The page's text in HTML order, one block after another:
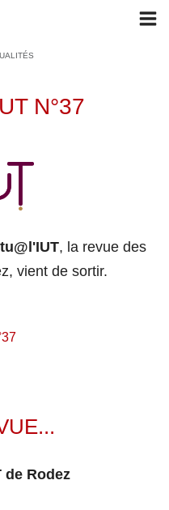
N°37
, la revue des
vient de sortir.
de Rodez